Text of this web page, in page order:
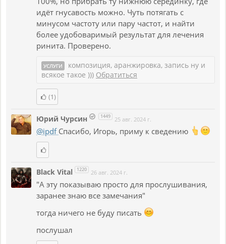
идёт гнусавость можно. Чуть потягать с
минусом частоту или пару частот, и найти
более удобоваримый результат для лечения
ринита. Проверено.
УСЛУГИ
композиция, аранжировка, запись ну и
всякое такое ))) Обратиться
(1)
Юрий Чурсин 1449 25 авг. 2024 г.
@ipdf Спасибо, Игорь, приму к сведению
Black Vital 1220 26 авг. 2024 г.
"А эту показываю просто для прослушивания,
заранее знаю все замечания"
тогда ничего не буду писать
послушал